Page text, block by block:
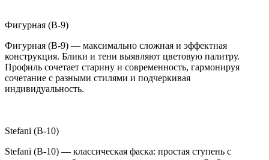
Фигурная (B-9)
Фигурная (B-9) — максимально сложная и эффектная
конструкция. Блики и тени выявляют цветовую палитру.
Профиль сочетает старину и современность, гармонируя
сочетание с разными стилями и подчеркивая
индивидуальность.
Stefani (B-10)
Stefani (B-10) — классическая фаска: простая ступень с